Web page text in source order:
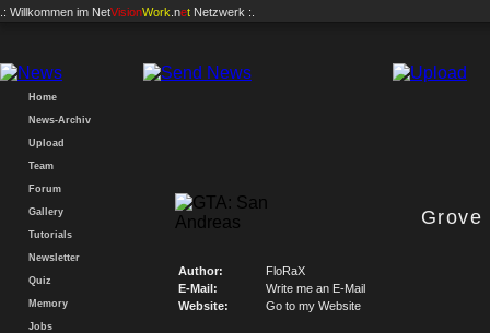
.: Willkommen im NetVisionWork .net Netzwerk :.
Home
News-Archiv
Upload
Team
Forum
Gallery
Tutorials
Newsletter
Quiz
Memory
Jobs
Grove
Author:
FloRaX
E-Mail:
Write me an E-Mail
Website:
Go to my Website